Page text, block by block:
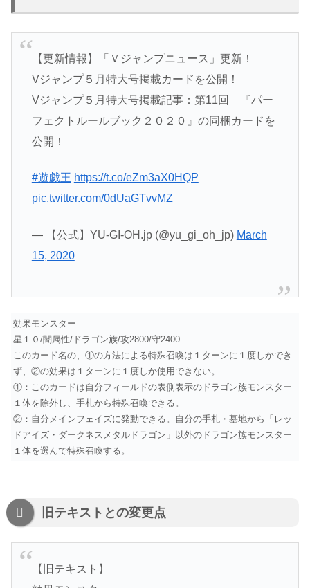
【更新情報】「Ｖジャンプニュース」更新！
Vジャンプ５月特大号掲載カードを公開！
Vジャンプ５月特大号掲載記事：第11回 『パー
フェクトルールブック２０２０』の同梱カードを
公開！
#遊戯王 https://t.co/eZm3aX0HQP
pic.twitter.com/0dUaGTvvMZ
— 【公式】YU-GI-OH.jp (@yu_gi_oh_jp) March
15, 2020
効果モンスター
星１０/闇属性/ドラゴン族/攻2800/守2400
このカード名の、①の方法による特殊召喚は１ターンに１度しかでき
ず、②の効果は１ターンに１度しか使用できない。
①：このカードは自分フィールドの表側表示のドラゴン族モンスター
１体を除外し、手札から特殊召喚できる。
②：自分メインフェイズに発動できる。自分の手札・墓地から「レッ
ドアイズ・ダークネスメタルドラゴン」以外のドラゴン族モンスター
１体を選んで特殊召喚する。
旧テキストとの変更点
【旧テキスト】